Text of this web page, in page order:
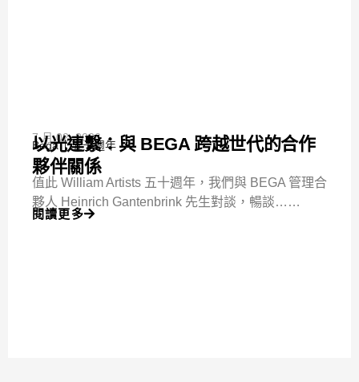
7 月 02, 2026
Bega 五十週年
以光連繫：與 BEGA 跨越世代的合作
夥伴關係
值此 William Artists 五十週年，我們與 BEGA 管理合
夥人 Heinrich Gantenbrink 先生對談，暢談……
閱讀更多